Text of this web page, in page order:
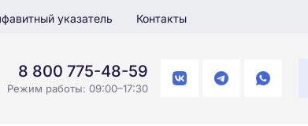
указатель Контакты
8 800 775-48-59
Режим работы: 09:00–17:30